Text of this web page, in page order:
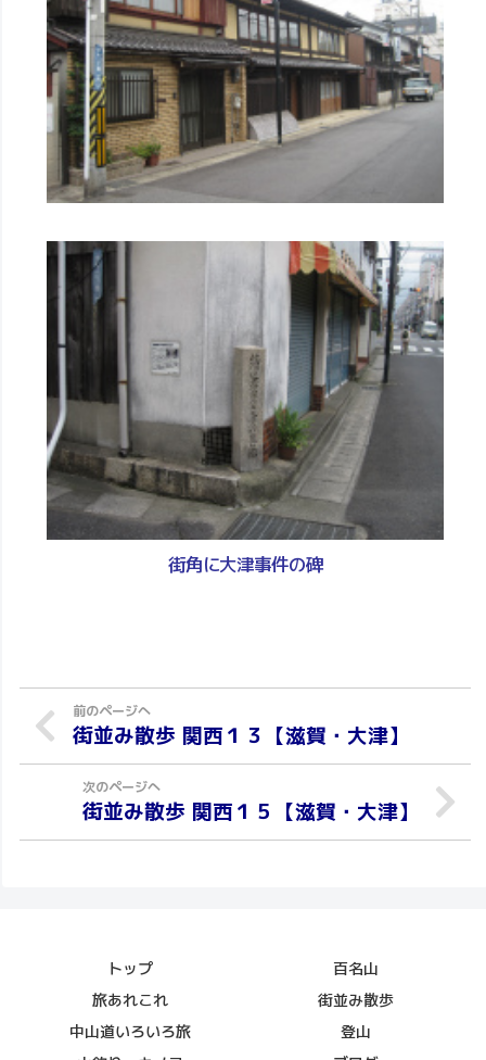
街角に大津事件の碑
街並み散歩 関西１３【滋賀・大津】
街並み散歩 関西１５【滋賀・大津】
トップ
百名山
旅あれこれ
街並み散歩
中山道いろいろ旅
登山